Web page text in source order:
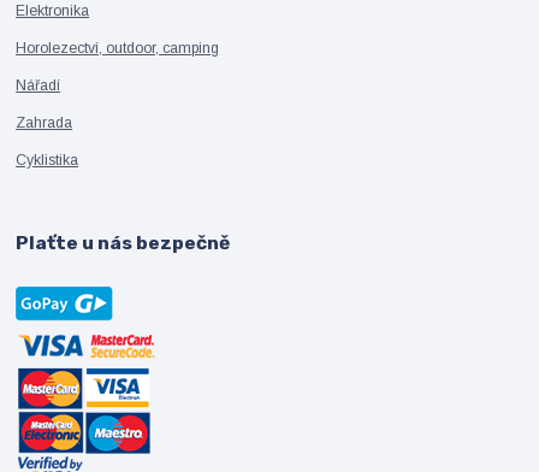
Elektronika
Horolezectví, outdoor, camping
Nářadí
Zahrada
Cyklistika
Plaťte u nás bezpečně